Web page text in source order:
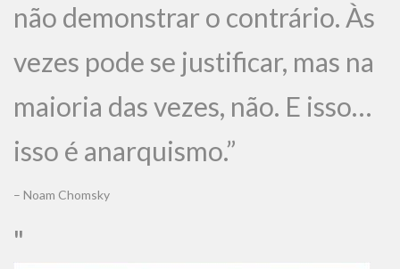
não demonstrar o contrário. Às
vezes pode se justificar, mas na
maioria das vezes, não. E isso…
isso é anarquismo.”
– Noam Chomsky